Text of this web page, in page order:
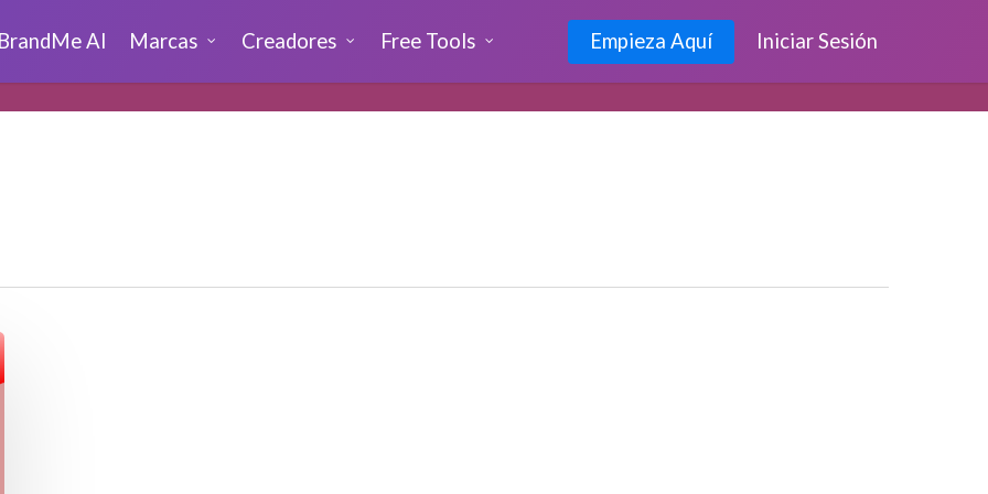
BrandMe AI Marcas Creadores Free Tools Empieza Aquí Iniciar Sesión